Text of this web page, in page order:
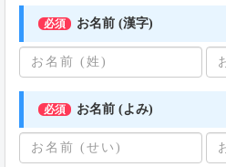
必須 お名前 (漢字)
必須 お名前 (よみ)